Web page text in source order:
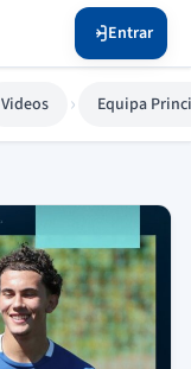
Entrar
Videos › Equipa